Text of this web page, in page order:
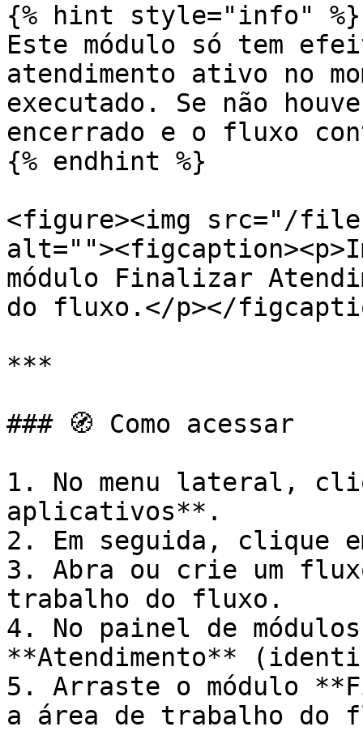
{% hint style="info" %}
Este módulo só tem
atendimento ativo no
executado. Se não
encerrado e o fluxo
{% endhint %}
<figure><img src="/files/
módulo Finalizar
do fluxo.</p></
***
### 🧭 Como acessar
1. No menu lateral,
aplicativos**.
2. Em seguida, clique
3. Abra ou crie um
trabalho do fluxo.
4. No painel de
**Atendimento**
5. Arraste o módulo
a área de trabalho do